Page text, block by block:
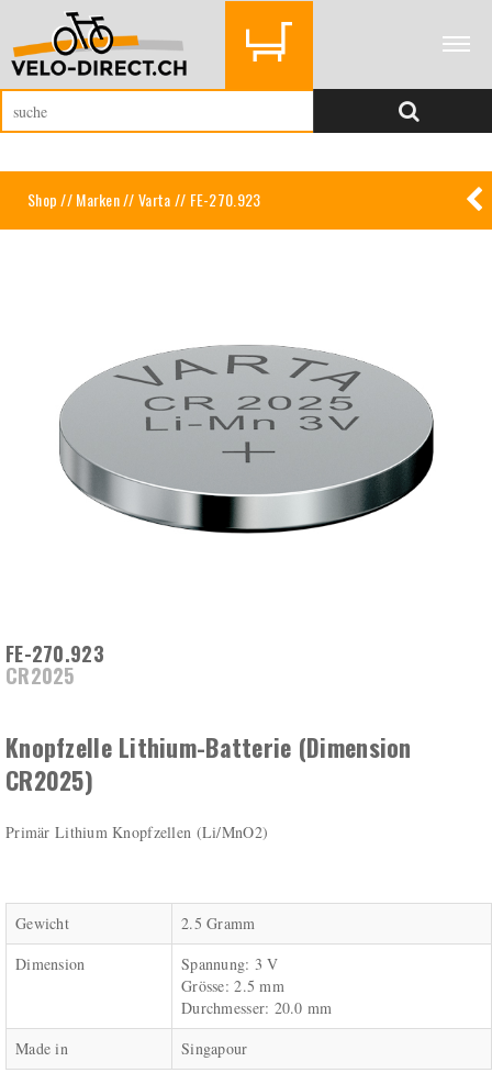
Shop//Marken//Varta// FE-270.923
FE-270.923
CR2025
Knopfzelle Lithium-Batterie (Dimension
CR2025)
Primär Lithium Knopfzellen (Li/MnO2)
Gewicht
2.5 Gramm
Dimension
Spannung: 3 V
Grösse: 2.5 mm
Durchmesser: 20.0 mm
Made in
Singapour